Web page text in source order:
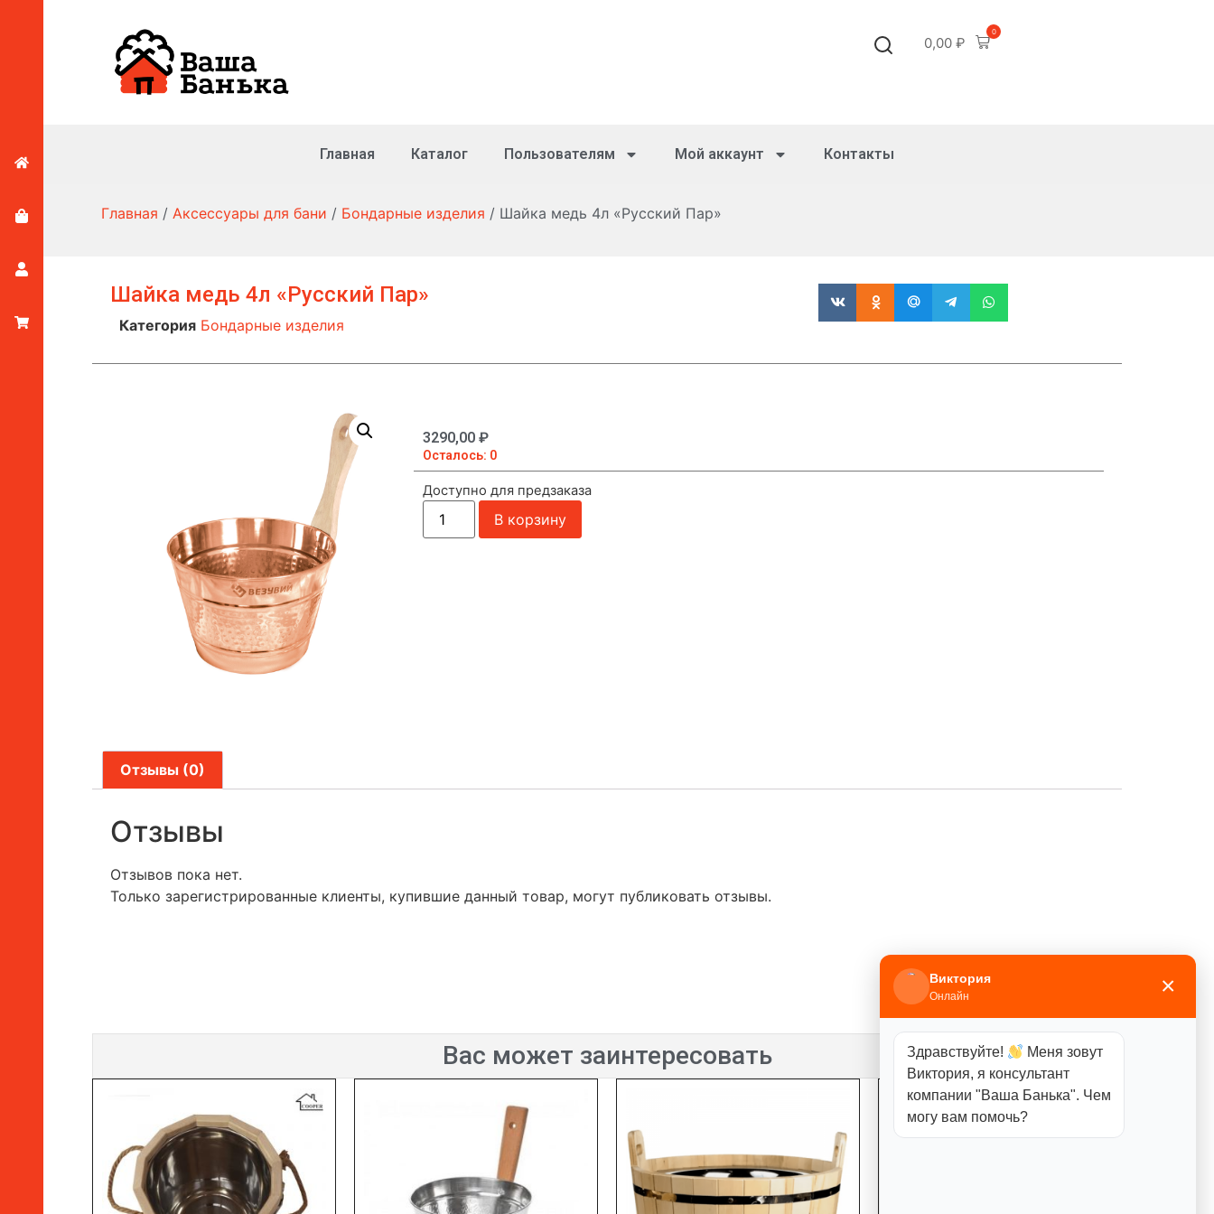
0,00 ₽
0
Главная Каталог Пользователям Мой аккаунт Контакты
Главная / Аксессуары для бани / Бондарные изделия / Шайка медь 4л «Русский Пар»
Шайка медь 4л «Русский Пар»
Категория Бондарные изделия
3290,00 ₽
Осталось: 0
Доступно для предзаказа
В корзину
Отзывы (0)
Отзывы
Отзывов пока нет.
Только зарегистрированные клиенты, купившие данный товар, могут публиковать отзывы.
Вас может заинтересовать
Виктория
Онлайн ×
Здравствуйте!
Меня зовут
Виктория, я консультант
компании "Ваша Банька". Чем
могу вам помочь?